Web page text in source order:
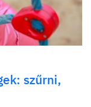
szűrni,